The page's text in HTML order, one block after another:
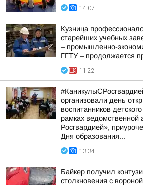
14:07
Кузница
старейших учебных
– промышленно-
ГГТУ – продолжается
11:22
организовали день
воспитанников
рамках ведомственной
Росгвардией»,
Дня образования...
13:34
Байкер получил
столкновения с